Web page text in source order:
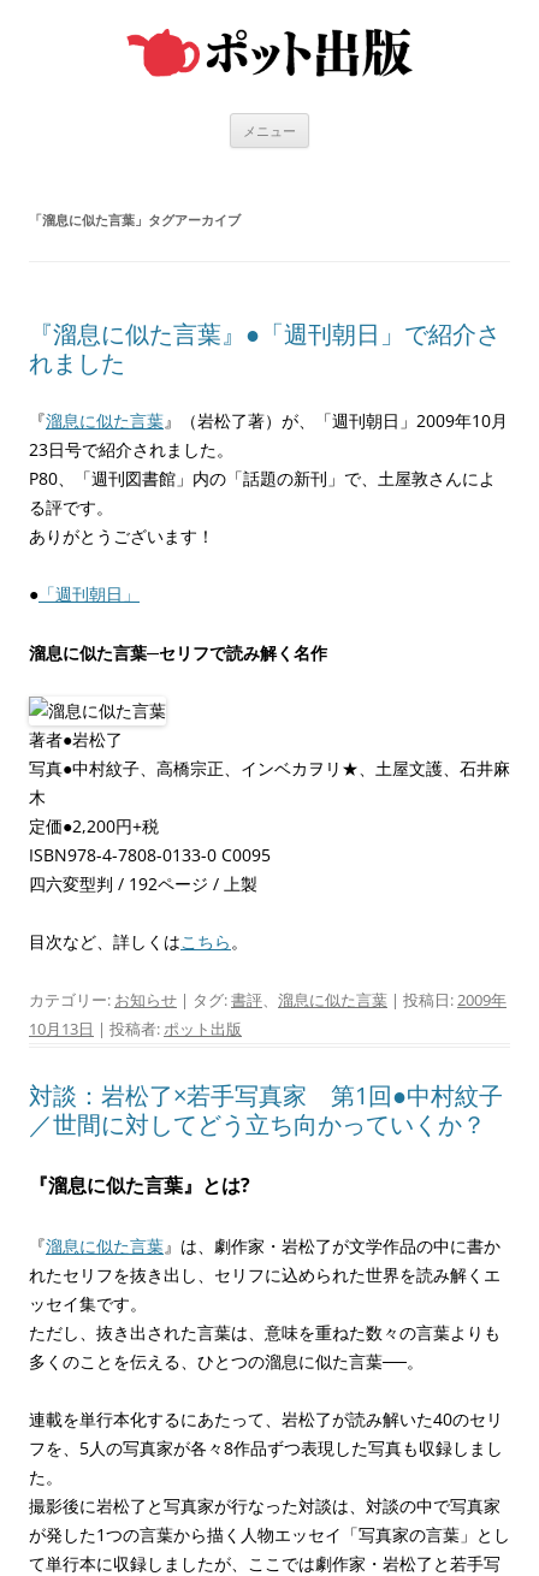
メニュー
「溜息に似た言葉 」タグアーカイブ
『溜息に似た言葉』●「週刊朝日」で紹介さ
れました
『溜息に似た言葉』（岩松了著）が、「週刊朝日」2009年10月
23日号で紹介されました。
P80、「週刊図書館」内の「話題の新刊」で、土屋敦さんによ
る評です。
ありがとうございます！
● 「週刊朝日」
溜息に似た言葉─セリフで読み解く名作
著者●岩松了
写真●中村紋子、高橋宗正、インベカヲリ★、土屋文護、石井麻
木
定価●2,200円+税
ISBN978-4-7808-0133-0 C0095
四六変型判 / 192ページ / 上製
目次など、詳しくはこちら。
カテゴリー: お知らせ | タグ:書評、 溜息に似た言葉 | 投稿日:2009年
10月13日 | 投稿者:ポット出版
対談：岩松了×若手写真家 第1回●中村紋子
／世間に対してどう立ち向かっていくか？
『溜息に似た言葉』とは?
『溜息に似た言葉』は、劇作家・岩松了が文学作品の中に書か
れたセリフを抜き出し、セリフに込められた世界を読み解くエ
ッセイ集です。
ただし、抜き出された言葉は、意味を重ねた数々の言葉よりも
多くのことを伝える、ひとつの溜息に似た言葉──。
連載を単行本化するにあたって、岩松了が読み解いた40のセリ
フを、5人の写真家が各々8作品ずつ表現した写真も収録しまし
た。
撮影後に岩松了と写真家が行なった対談は、対談の中で写真家
が発した1つの言葉から描く人物エッセイ「写真家の言葉」とし
て単行本に収録しましたが、ここでは劇作家・岩松了と若手写